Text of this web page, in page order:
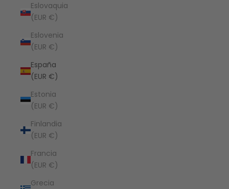
Eslovaquia
(EUR €)
Eslovenia
(EUR €)
España
(EUR €)
Estonia
(EUR €)
Finlandia
(EUR €)
Francia
(EUR €)
Grecia